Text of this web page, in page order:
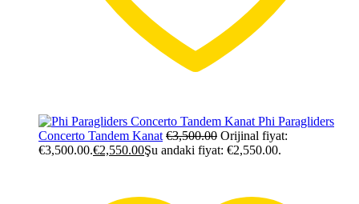
Phi Paragliders
Concerto Tandem Kanat €3,500.00 Orijinal fiyat:
€3,500.00.€2,550.00Şu andaki fiyat: €2,550.00.